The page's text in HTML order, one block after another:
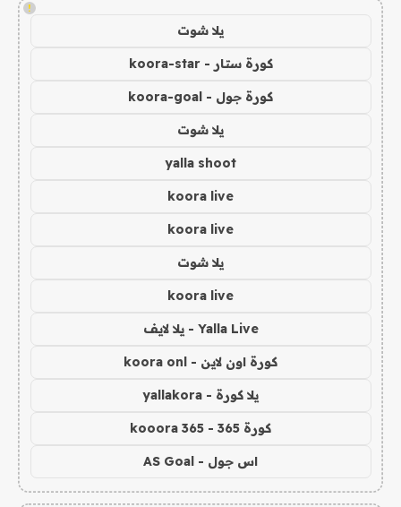
!
يلا شوت
كورة ستار - koora-star
كورة جول - koora-goal
يلا شوت
yalla shoot
koora live
koora live
يلا شوت
koora live
Yalla Live - يلا لايف
كورة اون لاين - koora onl
يلا كورة - yallakora
كورة 365 - kooora 365
اس جول - AS Goal